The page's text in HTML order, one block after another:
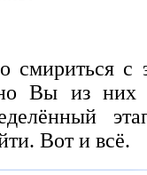
смириться с
Вы из них
Вот и всё.